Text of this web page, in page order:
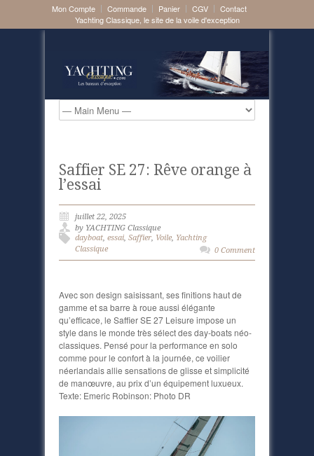
Mon Compte Commande Panier CGV
Contact
Yachting Classique, le site de la voile d'exception
Saffier SE 27: Rêve orange à
l’essai
juillet 22, 2025
by YACHTING Classique
dayboat, essai, Saffier, Voile, Yachting
Classique
0 Comment
Avec son design saisissant, ses finitions haut de
gamme et sa barre à roue aussi élégante
qu’efficace, le Saffier SE 27 Leisure impose un
style dans le monde très sélect des day-boats néo-
classiques. Pensé pour la performance en solo
comme pour le confort à la journée, ce voilier
néerlandais allie sensations de glisse et simplicité
de manœuvre, au prix d’un équipement luxueux.
Texte: Emeric Robinson: Photo DR